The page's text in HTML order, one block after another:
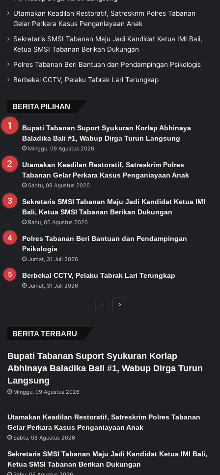
Utamakan Keadilan Restoratif, Satreskrim Polres Tabanan
Gelar Perkara Kasus Penganiayaan Anak
Sekretaris SMSI Tabanan Maju Jadi Kandidat Ketua IMI Bali,
Ketua SMSI Tabanan Berikan Dukungan
Polres Tabanan Beri Bantuan dan Pendampingan Psikologis
Berbekal CCTV, Pelaku Tabrak Lari Terungkap
BERITA PILIHAN
Bupati Tabanan Suport Syukuran Korlap Abhinaya
Baladika Bali #1, Wabup Dirga Turun Langsung
Minggu, 09 Agustus 2026
Utamakan Keadilan Restoratif, Satreskrim Polres
Tabanan Gelar Perkara Kasus Penganiayaan Anak
Sabtu, 08 Agustus 2026
Sekretaris SMSI Tabanan Maju Jadi Kandidat Ketua IMI
Bali, Ketua SMSI Tabanan Berikan Dukungan
Rabu, 05 Agustus 2026
Polres Tabanan Beri Bantuan dan Pendampingan
Psikologis
Jumat, 31 Juli 2026
Berbekal CCTV, Pelaku Tabrak Lari Terungkap
Jumat, 31 Juli 2026
PreviousNext
BERITA TERBARU
Bupati Tabanan Suport Syukuran Korlap
Abhinaya Baladika Bali #1, Wabup Dirga Turun
Langsung
Minggu, 09 Agustus 2026
Utamakan Keadilan Restoratif, Satreskrim Polres Tabanan
Gelar Perkara Kasus Penganiayaan Anak
Sabtu, 08 Agustus 2026
Sekretaris SMSI Tabanan Maju Jadi Kandidat Ketua IMI Bali,
Ketua SMSI Tabanan Berikan Dukungan